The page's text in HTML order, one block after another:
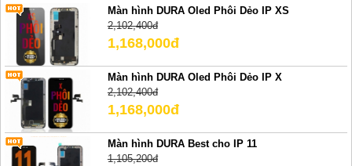
Màn hình DURA Oled Phôi Dẻo IP XS
2,102,400đ
1,168,000đ
Màn hình DURA Oled Phôi Dẻo IP X
2,102,400đ
1,168,000đ
Màn hình DURA Best cho IP 11
1,105,200đ